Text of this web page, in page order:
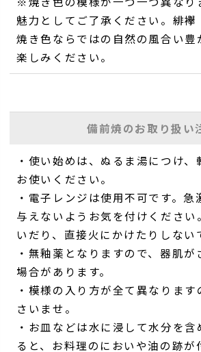
魅力としてご了承ください。緋襷
焼き色ならではの自然の風合い豊
楽しみください。
備前焼のお取り扱い
・使い始めは、ぬるま湯につけ、
お使いください。
・電子レンジは使用不可です。急
与えないようお気を付けください
いだり、直接火にかけたりしない
・無釉薬となりますので、器肌が
場合があります。
・模様の入り方が全て異なりま
さいませ。
・お皿などは水に浸して水分を
ると、お料理のにおいや油の跡が